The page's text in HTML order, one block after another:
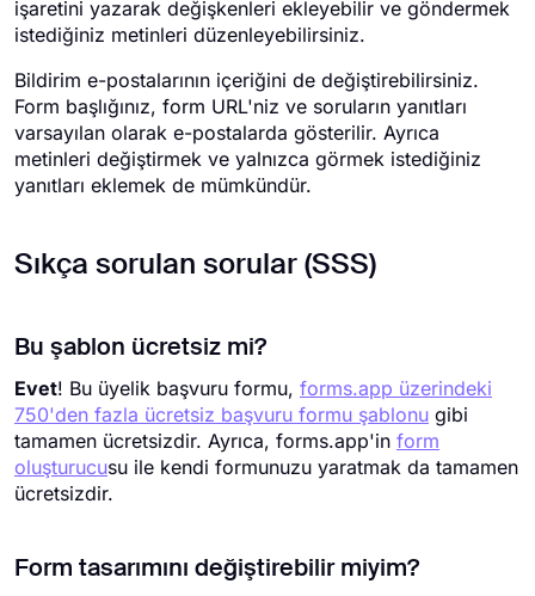
işaretini yazarak değişkenleri ekleyebilir ve göndermek
istediğiniz metinleri düzenleyebilirsiniz.
Bildirim e-postalarının içeriğini de değiştirebilirsiniz.
Form başlığınız, form URL'niz ve soruların yanıtları
varsayılan olarak e-postalarda gösterilir. Ayrıca
metinleri değiştirmek ve yalnızca görmek istediğiniz
yanıtları eklemek de mümkündür.
Sıkça sorulan sorular (SSS)
Bu şablon ücretsiz mi?
Evet! Bu üyelik başvuru formu, forms.app üzerindeki
750'den fazla ücretsiz başvuru formu şablonu gibi
tamamen ücretsizdir. Ayrıca, forms.app'in form
oluşturucusu ile kendi formunuzu yaratmak da tamamen
ücretsizdir.
Form tasarımını değiştirebilir miyim?